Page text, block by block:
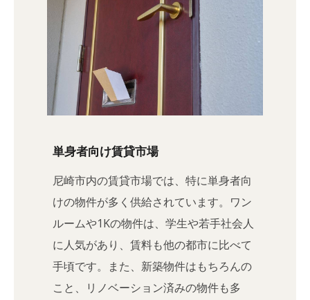
単身者向け賃貸市場
尼崎市内の賃貸市場では、特に単身者向
けの物件が多く供給されています。ワン
ルームや1Kの物件は、学生や若手社会人
に人気があり、賃料も他の都市に比べて
手頃です。また、新築物件はもちろんの
こと、リノベーション済みの物件も多